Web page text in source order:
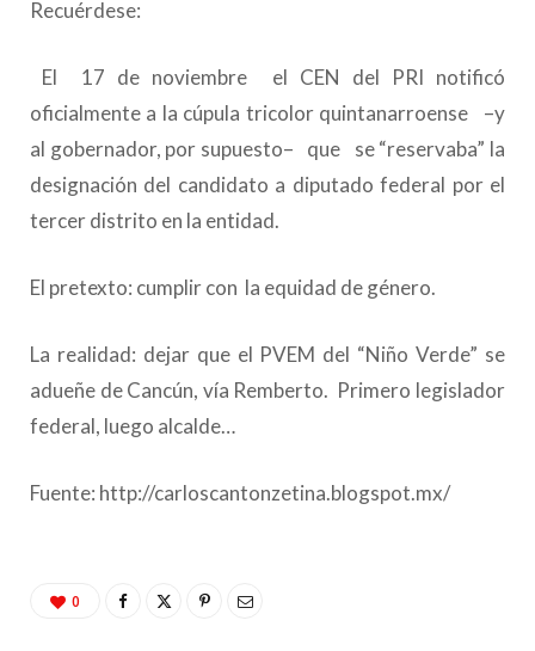
Recuérdese:
El 17 de noviembre el CEN del PRI notificó
oficialmente a la cúpula tricolor quintanarroense –y
al gobernador, por supuesto– que se “reservaba” la
designación del candidato a diputado federal por el
tercer distrito en la entidad.
El pretexto: cumplir con la equidad de género.
La realidad: dejar que el PVEM del “Niño Verde” se
adueñe de Cancún, vía Remberto. Primero legislador
federal, luego alcalde…
Fuente: http://carloscantonzetina.blogspot.mx/
0